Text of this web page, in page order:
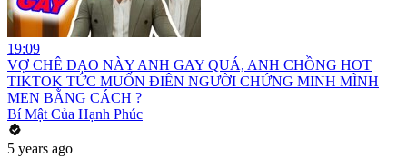
19:09
VỢ CHÊ DẠO NÀY ANH GAY QUÁ, ANH CHỒNG HOT
TIKTOK TỨC MUỐN ĐIÊN NGƯỜI CHỨNG MINH MÌNH
MEN BẰNG CÁCH ?
Bí Mật Của Hạnh Phúc
5 years ago